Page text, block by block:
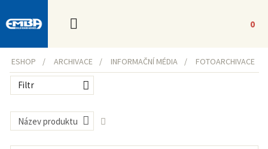
0
ESHOP ARCHIVACE INFORMAČNÍ MÉDIA FOTOARCHIVACE
Filtr
Název produktu